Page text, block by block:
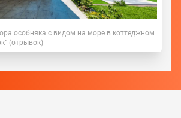
особняка с видом на море в коттеджном
(отрывок)